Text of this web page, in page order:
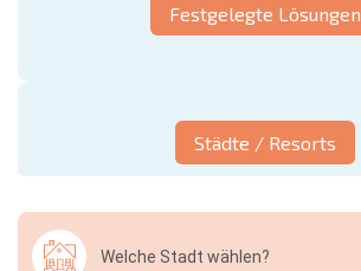
Festgelegte Lösungen
Städte / Resorts
Welche Stadt wählen?